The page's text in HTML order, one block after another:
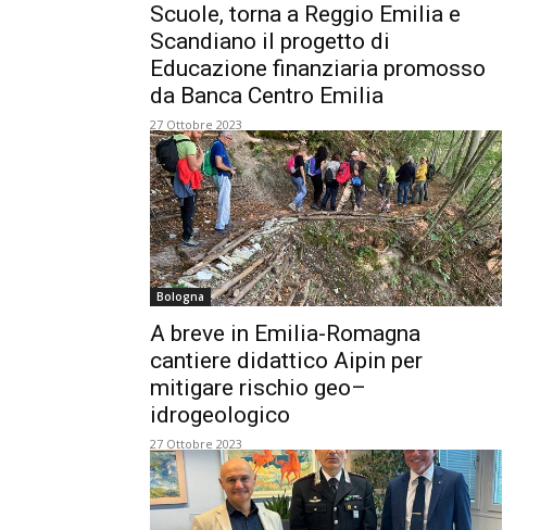
Scuole, torna a Reggio Emilia e
Scandiano il progetto di
Educazione finanziaria promosso
da Banca Centro Emilia
27 Ottobre 2023
Bologna
A breve in Emilia-Romagna
cantiere didattico Aipin per
mitigare rischio geo–
idrogeologico
27 Ottobre 2023